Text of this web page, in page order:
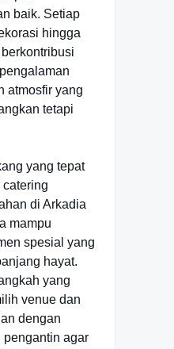
baik. Setiap
hingga
atmosfir yang
tetapi
yang tepat
di Arkadia
mampu
spesial yang
hayat.
yang
venue dan
dengan
pengantin agar